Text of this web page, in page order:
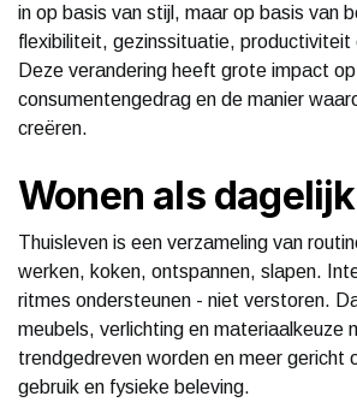
in op basis van stijl, maar op basis van
flexibiliteit, gezinssituatie, productiviteit
Deze verandering heeft grote impact
consumentengedrag en de manier
creëren.
Wonen als
Thuisleven is een verzameling van
werken, koken, ontspannen, slapen.
ritmes ondersteunen - niet verstoren.
meubels, verlichting en materiaalkeuze
trendgedreven worden en meer gericht
gebruik en fysieke beleving.